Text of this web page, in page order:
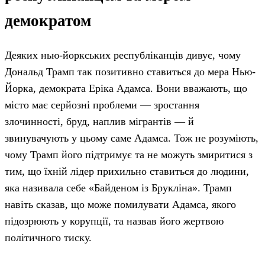
демократом
Деяких нью-йоркських республіканців дивує, чому
Дональд Трамп так позитивно ставиться до мера Нью-
Йорка, демократа Еріка Адамса. Вони вважають, що
місто має серйозні проблеми — зростання
злочинності, бруд, наплив мігрантів — й
звинувачують у цьому саме Адамса. Тож не розуміють,
чому Трамп його підтримує та не можуть змиритися з
тим, що їхній лідер прихильно ставиться до людини,
яка називала себе «Байденом із Брукліна». Трамп
навіть сказав, що може помилувати Адамса, якого
підозрюють у корупції, та назвав його жертвою
політичного тиску.